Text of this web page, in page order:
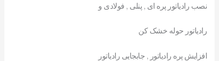
نصب رادیاتور پره ای , پنلی , فولادی و
رادیاتور حوله خشک کن
افزایش پره رادیاتور , جابجایی رادیاتور